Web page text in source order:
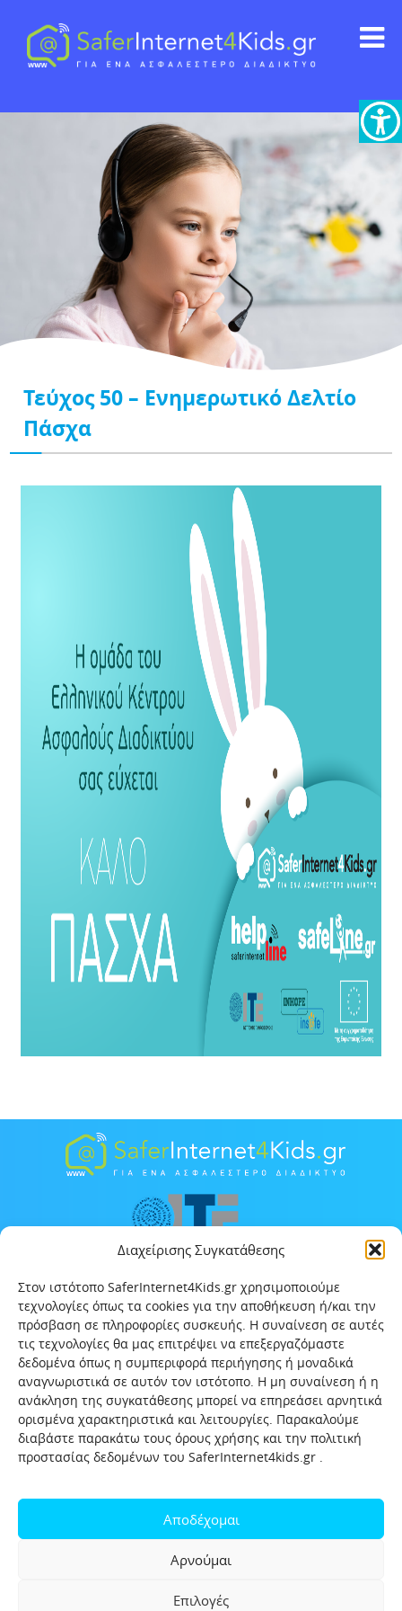
Διαχείρισης Συγκατάθεσης
Στον ιστότοπο SaferInternet4Kids.gr χρησιμοποιούμε
τεχνολογίες όπως τα cookies για την αποθήκευση ή/και την
πρόσβαση σε πληροφορίες συσκευής. Η συναίνεση σε αυτές
τις τεχνολογίες θα μας επιτρέψει να επεξεργαζόμαστε
δεδομένα όπως η συμπεριφορά περιήγησης ή μοναδικά
αναγνωριστικά σε αυτόν τον ιστότοπο. Η μη συναίνεση ή η
ανάκληση της συγκατάθεσης μπορεί να επηρεάσει αρνητικά
ορισμένα χαρακτηριστικά και λειτουργίες. Παρακαλούμε
διαβάστε παρακάτω τους όρους χρήσης και την πολιτική
προστασίας δεδομένων του SaferInternet4kids.gr .
Αποδέχομαι
Αρνούμαι
Επιλογές
Τεύχος 50 – Ενημερωτικό Δελτίο
Πάσχα
Πολιτική προστασίας δεδομένων
Πολιτική Προστασίας Παιδιών και Εφήβων
Όροι χρήσης
Help-Line